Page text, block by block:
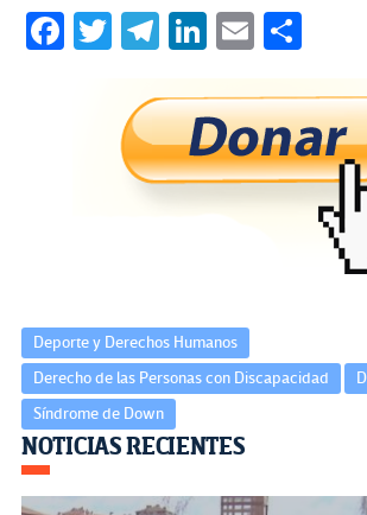
Fa T
tt
er
Te
gr
a
m
Li
ke
dI
n
E
ail m
p
ar
tir
Deporte y Derechos Humanos
Derecho de las Personas con Discapacidad
Síndrome de Down
Navegación
de
NOTICIAS RECIENTES